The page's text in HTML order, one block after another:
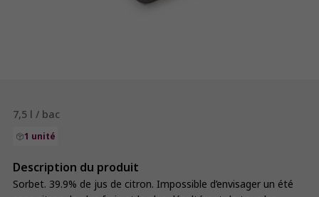
7,5 l / bac
1 unité
Description du produit
Sorbet. 39.9% de jus de citron. Impossible d’envisager un été